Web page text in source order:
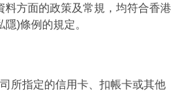
料方面的政策及常規，均符合香港
)條例的規定。
所指定的信用卡、扣帳卡或其他